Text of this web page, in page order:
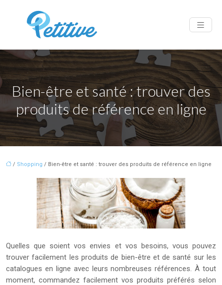
Bien-être et santé : trouver des
produits de référence en ligne
/ Shopping / Bien-être et santé : trouver des produits de référence en ligne
Quelles que soient vos envies et vos besoins, vous pouvez
trouver facilement les produits de bien-être et de santé sur les
catalogues en ligne avec leurs nombreuses références. À tout
moment, commandez facilement vos produits préférés selon